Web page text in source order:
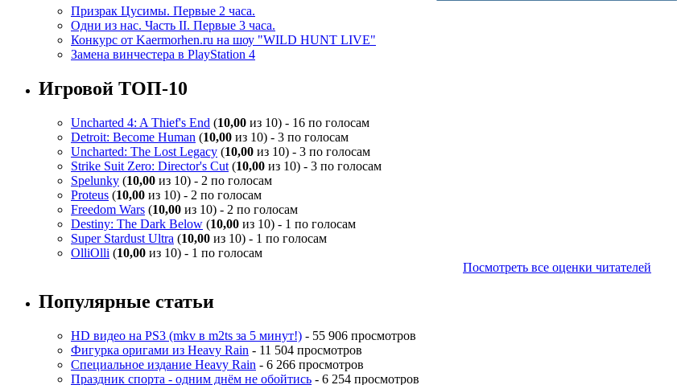
Призрак Цусимы. Первые 2 часа.
Одни из нас. Часть II. Первые 3 часа.
Конкурс от Kaermorhen.ru на шоу "WILD HUNT LIVE"
Замена винчестера в PlayStation 4
Игровой ТОП-10
Uncharted 4: A Thief's End (10,00 из 10) - 16 по голосам
Detroit: Become Human (10,00 из 10) - 3 по голосам
Uncharted: The Lost Legacy (10,00 из 10) - 3 по голосам
Strike Suit Zero: Director's Cut (10,00 из 10) - 3 по голосам
Spelunky (10,00 из 10) - 2 по голосам
Proteus (10,00 из 10) - 2 по голосам
Freedom Wars (10,00 из 10) - 2 по голосам
Destiny: The Dark Below (10,00 из 10) - 1 по голосам
Super Stardust Ultra (10,00 из 10) - 1 по голосам
OlliOlli (10,00 из 10) - 1 по голосам
Посмотреть все оценки читателей
Популярные статьи
HD видео на PS3 (mkv в m2ts за 5 минут!) - 55 906 просмотров
Фигурка оригами из Heavy Rain - 11 504 просмотров
Специальное издание Heavy Rain - 6 266 просмотров
Праздник спорта - одним днём не обойтись - 6 254 просмотров